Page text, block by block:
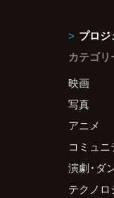
プロ
カテゴリ
映画
写真
アニメ
コミュニ
演劇・ダ
テクノロ